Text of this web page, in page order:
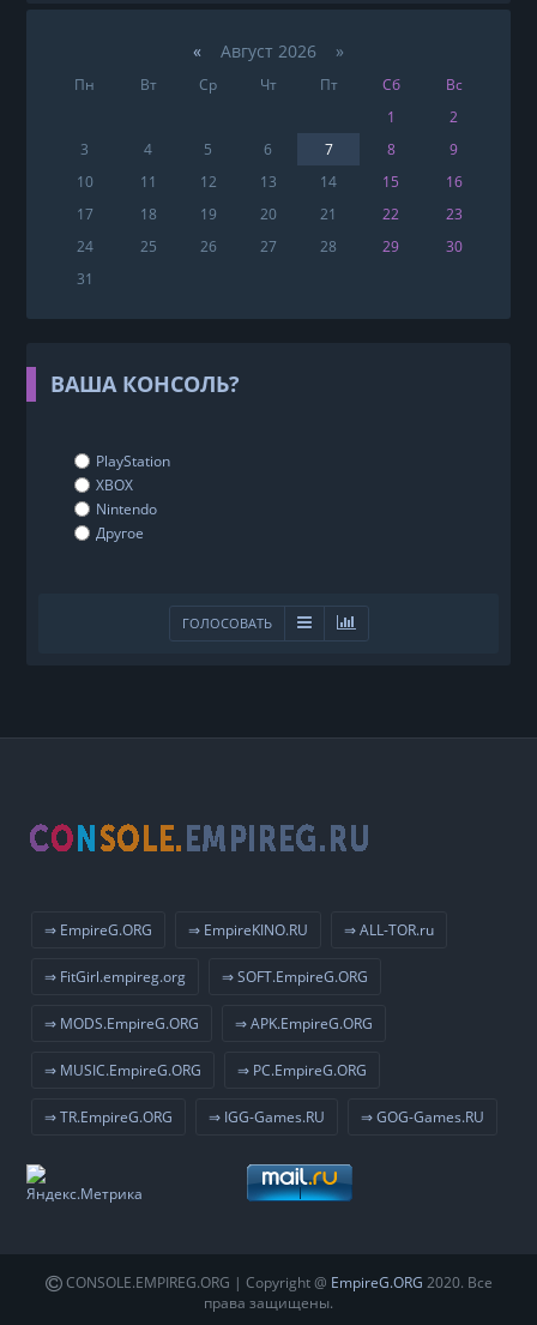
«Август 2026 »
Пн Вт Ср Чт Пт Сб
Вс
1
2
3
4 5 6 7 8
9
10
11 12 13 14 15
16
17
18 19 20 21 22
23
24
25 26 27 28 29
30
31
ВАША КОНСОЛЬ?
PlayStation
XBOX
Nintendo
Другое
ГОЛОСОВАТЬ
⇒ EmpireG.ORG ⇒ EmpireKINO.RU ⇒ ALL-TOR.ru
⇒ FitGirl.empireg.org ⇒ SOFT.EmpireG.ORG
⇒ MODS.EmpireG.ORG ⇒ APK.EmpireG.ORG
⇒ MUSIC.EmpireG.ORG ⇒ PC.EmpireG.ORG
⇒ TR.EmpireG.ORG ⇒ IGG-Games.RU ⇒ GOG-Games.RU
CONSOLE.EMPIREG.ORG | Copyright @ EmpireG.ORG 2020. Все
права защищены.